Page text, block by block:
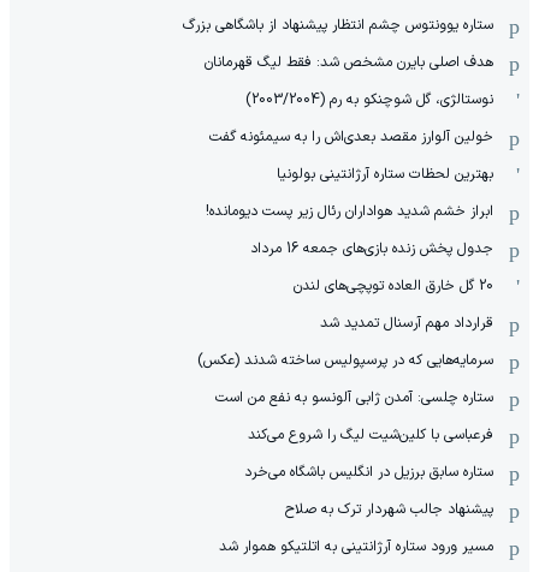
ستاره یوونتوس چشم انتظار پیشنهاد از باشگاهی بزرگ
هدف اصلی بایرن مشخص شد: فقط لیگ قهرمانان
نوستالژی، گل شوچنکو به رم (2003/2004)
خولین آلوارز مقصد بعدی‌اش را به سیمئونه گفت
بهترین لحظات ستاره آرژانتینی بولونیا
ابراز خشم شدید هواداران رئال زیر پست دیومانده!
جدول پخش زنده بازی‌های جمعه 16 مرداد
20 گل خارق العاده توپچی‌های لندن
قرارداد مهم آرسنال تمدید شد
سرمایه‌هایی که در پرسپولیس ساخته شدند (عکس)
ستاره چلسی: آمدن ژابی آلونسو به نفع من است
فرعباسی با کلین‌شیت لیگ را شروع می‌کند
ستاره سابق برزیل در انگلیس باشگاه می‌خرد
پیشنهاد جالب شهردار ترک به صلاح
مسیر ورود ستاره آرژانتینی به اتلتیکو هموار شد